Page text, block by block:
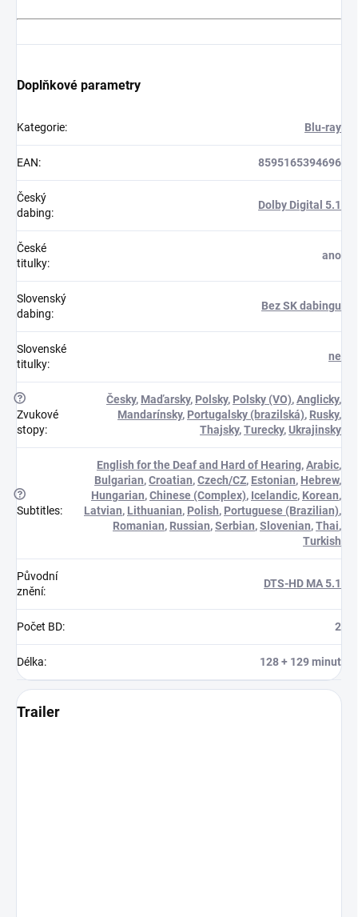
Doplňkové parametry
Kategorie: Blu-ray
EAN: 8595165394696
Český
dabing:
Dolby Digital 5.1
České
titulky:
ano
Slovenský
dabing:
Bez SK dabingu
Slovenské
titulky:
ne
?
Zvukové
stopy:
Česky, Maďarsky, Polsky, Polsky (VO),Anglicky,
Mandarínsky, Portugalsky (brazilská), Rusky,
Thajsky,Turecky,Ukrajinsky
?
Subtitles:
English for the Deaf and Hard of Hearing,Arabic,
Bulgarian,Croatian,Czech/CZ, Estonian, Hebrew,
Hungarian,Chinese (Complex), Icelandic, Korean,
Latvian, Lithuanian, Polish, Portuguese (Brazilian),
Romanian, Russian,Serbian,Slovenian,Thai,
Turkish
Původní
znění:
DTS-HD MA 5.1
Počet BD: 2
Délka: 128 + 129 minut
Trailer